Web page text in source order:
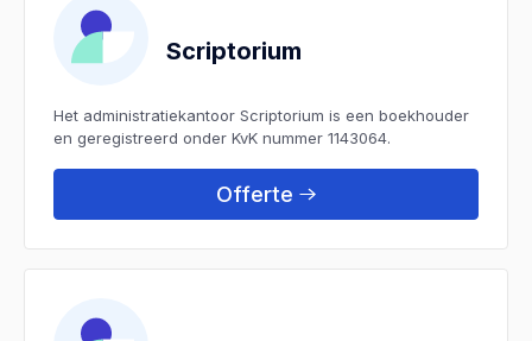
Scriptorium
Het administratiekantoor Scriptorium is een boekhouder
en geregistreerd onder KvK nummer 1143064.
Offerte